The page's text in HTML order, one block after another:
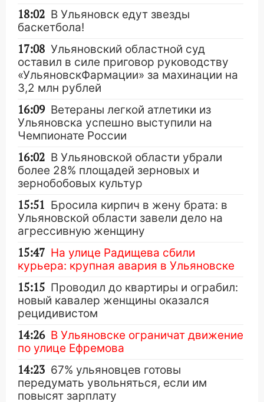
18:02 В Ульяновск едут звезды
баскетбола!
17:08 Ульяновский областной суд
оставил в силе приговор руководству
«УльяновскФармации» за махинации на
3,2 млн рублей
16:09 Ветераны легкой атлетики из
Ульяновска успешно выступили на
Чемпионате России
16:02 В Ульяновской области убрали
более 28% площадей зерновых и
зернобобовых культур
15:51 Бросила кирпич в жену брата: в
Ульяновской области завели дело на
агрессивную женщину
15:47 На улице Радищева сбили
курьера: крупная авария в Ульяновске
15:15 Проводил до квартиры и ограбил:
новый кавалер женщины оказался
рецидивистом
14:26 В Ульяновске ограничат движение
по улице Ефремова
14:23 67% ульяновцев готовы
передумать увольняться, если им
повысят зарплату